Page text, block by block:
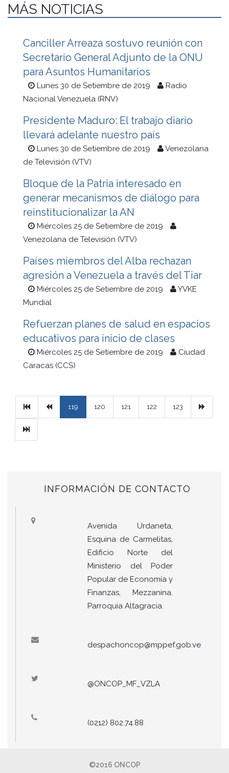
MÁS NOTICIAS
Canciller Arreaza sostuvo reunión con
Secretario General Adjunto de la ONU
para Asuntos Humanitarios
Lunes 30 de Setiembre de 2019
Radio
Nacional Venezuela (RNV)
Presidente Maduro: El trabajo diario
llevará adelante nuestro país
Lunes 30 de Setiembre de 2019
Venezolana
de Televisión (VTV)
Bloque de la Patria interesado en
generar mecanismos de diálogo para
reinstitucionalizar la AN
Miércoles 25 de Setiembre de 2019
Venezolana de Televisión (VTV)
Países miembros del Alba rechazan
agresión a Venezuela a través del Tiar
Miércoles 25 de Setiembre de 2019
YVKE
Mundial
Refuerzan planes de salud en espacios
educativos para inicio de clases
Miércoles 25 de Setiembre de 2019
Ciudad
Caracas (CCS)
PrimeraPrevious
119 120 121 122 123
Ultimo
INFORMACIÓN DE CONTACTO
Avenida Urdaneta,
Esquina de Carmelitas,
Edificio Norte del
Ministerio del Poder
Popular de Economía y
Finanzas, Mezzanina.
Parroquia Altagracia.
despachoncop@mppef.gob.ve
@ONCOP_MF_VZLA
(0212) 802.74.88
©2016 ONCOP